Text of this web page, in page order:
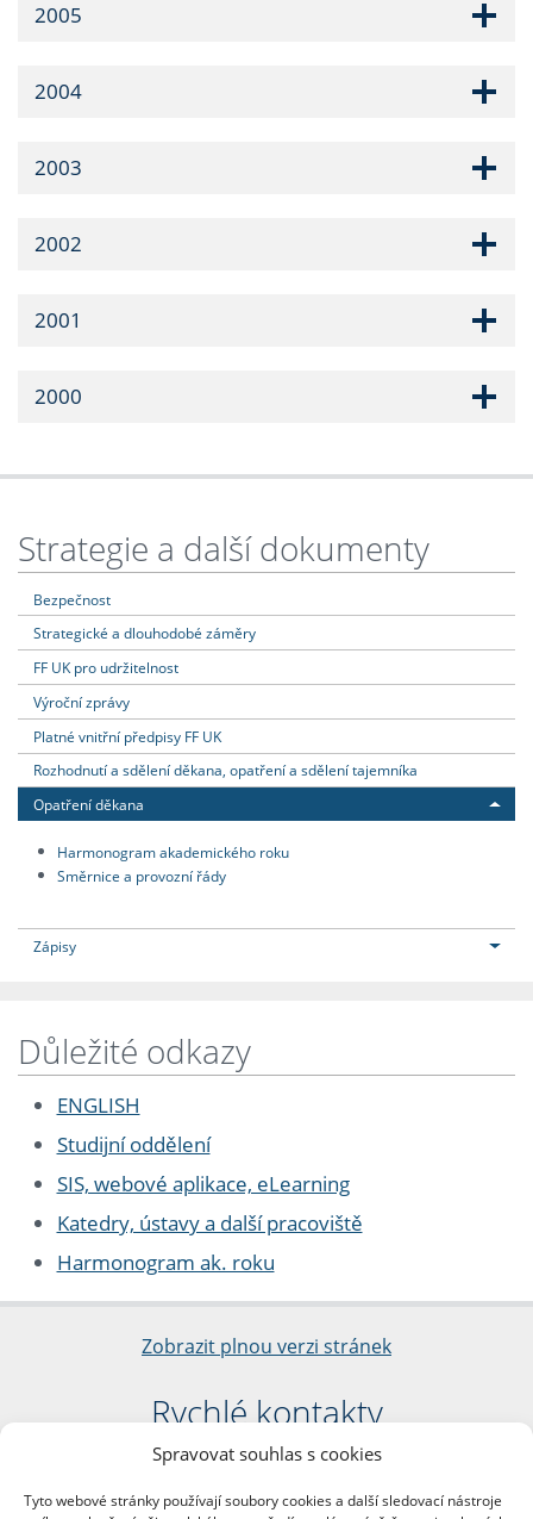
Spravovat souhlas s cookies
Tyto webové stránky používají soubory cookies a další sledovací nástroje
2005
2004
2003
2002
2001
2000
Strategie a další dokumenty
Bezpečnost
Strategické a dlouhodobé záměry
FF UK pro udržitelnost
Výroční zprávy
Platné vnitřní předpisy FF UK
Rozhodnutí a sdělení děkana, opatření a sdělení tajemníka
Opatření děkana
Harmonogram akademického roku
Směrnice a provozní řády
Zápisy
Důležité odkazy
ENGLISH
Studijní oddělení
SIS, webové aplikace, eLearning
Katedry, ústavy a další pracoviště
Harmonogram ak. roku
Zobrazit plnou verzi stránek
Rychlé kontakty
Filozofická fakulta
nám. Jana Palacha 1/2